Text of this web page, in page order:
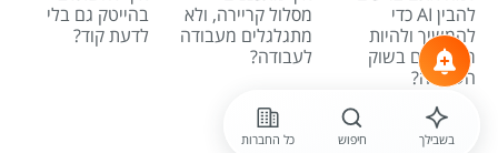
להבין AI כדי
להמשיך ולהיות
רלוונטיים בשוק
העבודה?
מסלול קריירה, ולא
מתגלגלים מעבודה
לעבודה?
בהייטק גם בלי
לדעת קוד?
לכל הכתבות
בשבילך חיפוש כל החברות